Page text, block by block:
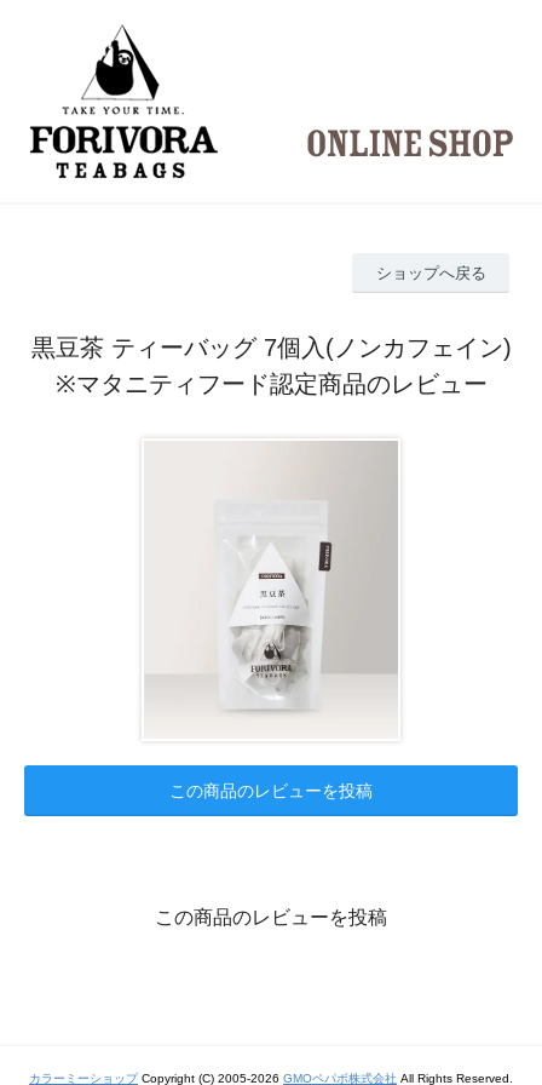
ショップへ戻る
黒豆茶 ティーバッグ 7個入(ノンカフェイン)
※マタニティフード認定商品のレビュー
この商品のレビューを投稿
この商品のレビューを投稿
カラーミーショップCopyright (C) 2005-2026 GMOペパボ株式会社 All Rights Reserved.